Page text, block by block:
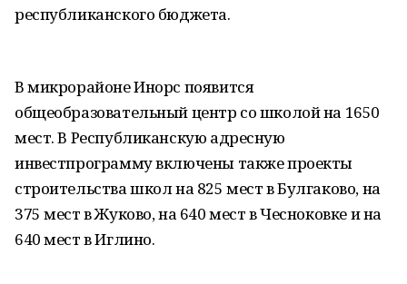
республиканского бюджета.
В микрорайоне Инорс появится
общеобразовательный центр со школой на 1650
мест. В Республиканскую адресную
инвестпрограмму включены также проекты
строительства школ на 825 мест в Булгаково, на
375 мест в Жуково, на 640 мест в Чесноковке и на
640 мест в Иглино.